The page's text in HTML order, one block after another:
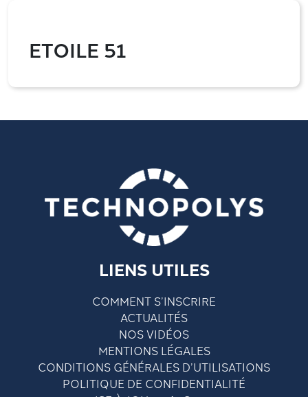
ETOILE 51
LIENS UTILES
COMMENT S’INSCRIRE
ACTUALITÉS
NOS VIDÉOS
MENTIONS LÉGALES
CONDITIONS GÉNÉRALES D’UTILISATIONS
POLITIQUE DE CONFIDENTIALITÉ